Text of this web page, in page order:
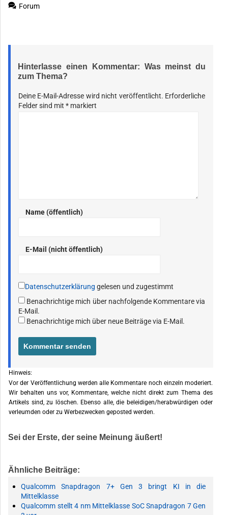
Forum
Hinterlasse einen Kommentar: Was meinst du
zum Thema?
Deine E-Mail-Adresse wird nicht veröffentlicht. Erforderliche
Felder sind mit * markiert
Name (öffentlich)
E-Mail (nicht öffentlich)
Datenschutzerklärung gelesen und zugestimmt
Benachrichtige mich über nachfolgende Kommentare via
E-Mail.
Benachrichtige mich über neue Beiträge via E-Mail.
Hinweis:
Vor der Veröffentlichung werden alle Kommentare noch einzeln moderiert.
Wir behalten uns vor, Kommentare, welche nicht direkt zum Thema des
Artikels sind, zu löschen. Ebenso alle, die beleidigen/herabwürdigen oder
verleumden oder zu Werbezwecken geposted werden.
Sei der Erste, der seine Meinung äußert!
Ähnliche Beiträge:
Qualcomm Snapdragon 7+ Gen 3 bringt KI in die
Mittelklasse
Qualcomm stellt 4 nm Mittelklasse SoC Snapdragon 7 Gen